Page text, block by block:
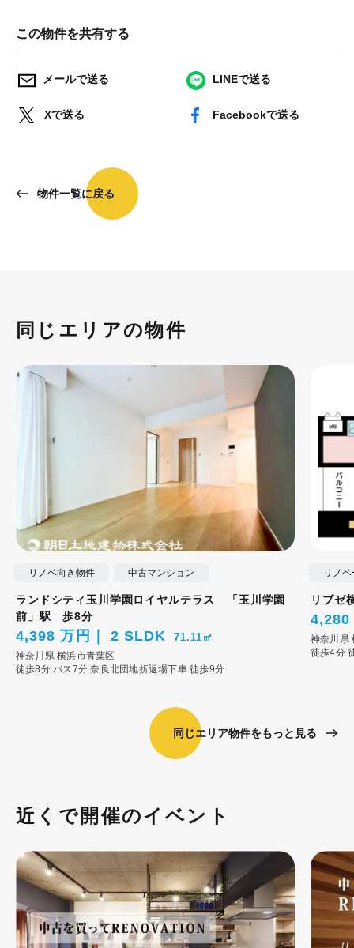
この物件を共有する
メールで送る LINEで送る
Xで送る Facebookで送る
物件一覧に戻る
同じエリアの物件
リノベ向き物件 中古マンション
ランドシティ玉川学園ロイヤルテラス 「玉川学園
前」駅 歩8分
4,398 万円 2 SLDK 71.11㎡
神奈川県 横浜市青葉区
徒歩8分 バス7分 奈良北団地折返場下車 徒歩9分
リノ
リブゼ
4,280
神奈川県
徒歩4分
同じエリア物件をもっと見る
近くで開催のイベント